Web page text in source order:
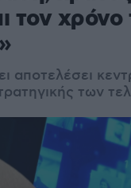
τον
αποτελέσει
των